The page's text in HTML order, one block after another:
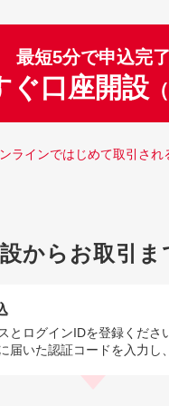
最短5分で申込完
ぐ口座開設
ラインではじめて取引され
からお取引
とログインIDを登録くださ
届いた認証コードを入力し